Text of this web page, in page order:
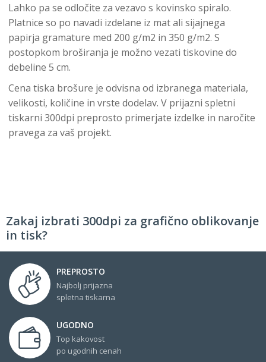
Lahko pa se odločite za vezavo s kovinsko spiralo.
Platnice so po navadi izdelane iz mat ali sijajnega
papirja gramature med 200 g/m2 in 350 g/m2. S
postopkom broširanja je možno vezati tiskovine do
debeline 5 cm.
Cena tiska brošure je odvisna od izbranega materiala,
velikosti, količine in vrste dodelav. V prijazni spletni
tiskarni 300dpi preprosto primerjate izdelke in naročite
pravega za vaš projekt.
Zakaj izbrati 300dpi za grafično oblikovanje
in tisk?
PREPROSTO
Najbolj prijazna
spletna tiskarna
UGODNO
Top kakovost
po ugodnih cenah